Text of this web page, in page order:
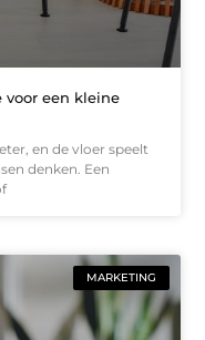
voor een kleine
en de vloer speelt
denken. Een
MARKETING